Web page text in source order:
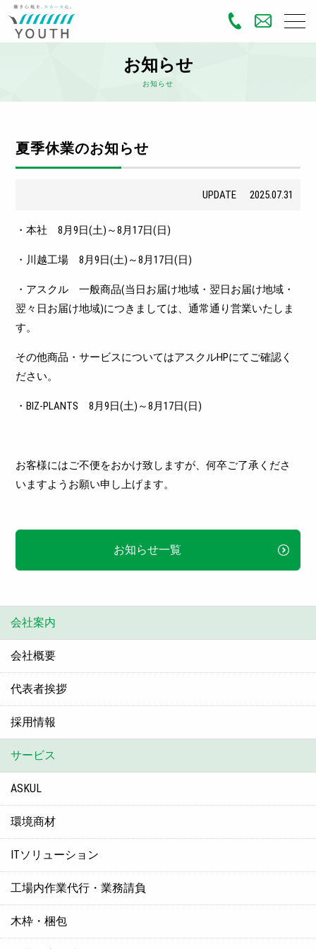
お知らせ
お知らせ
夏季休業のお知らせ
UPDATE 2025.07.31
・本社 8月9日(土)～8月17日(日)
・川越工場 8月9日(土)～8月17日(日)
・アスクル 一般商品(当日お届け地域・翌日お届け地域・
翌々日お届け地域)につきましては、通常通り営業いたしま
す。
その他商品・サービスについてはアスクルHPにてご確認く
ださい。
・BIZ-PLANTS 8月9日(土)～8月17日(日)
お客様にはご不便をおかけ致しますが、何卒ご了承くださ
いますようお願い申し上げます。
お知らせ一覧
会社案内
会社概要
代表者挨拶
採用情報
サービス
ASKUL
環境商材
ITソリューション
工場内作業代行・業務請負
木枠・梱包